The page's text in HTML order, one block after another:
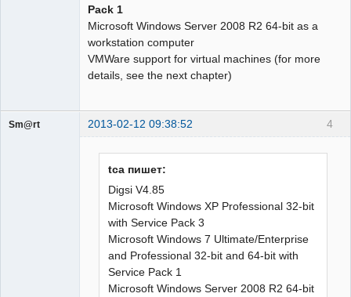
Pack 1
Microsoft Windows Server 2008 R2 64-bit as a
workstation computer
VMWare support for virtual machines (for more
details, see the next chapter)
4
Sm@rt 2013-02-12 09:38:52
tca пишет:
Digsi V4.85
Microsoft Windows XP Professional 32-bit
with Service Pack 3
Microsoft Windows 7 Ultimate/Enterprise
and Professional 32-bit and 64-bit with
Service Pack 1
Microsoft Windows Server 2008 R2 64-bit